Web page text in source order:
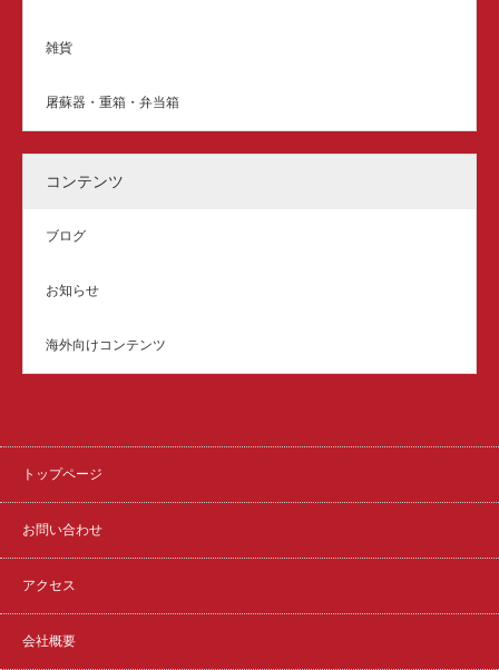
雑貨
屠蘇器・重箱・弁当箱
コンテンツ
ブログ
お知らせ
海外向けコンテンツ
トップページ
お問い合わせ
アクセス
会社概要